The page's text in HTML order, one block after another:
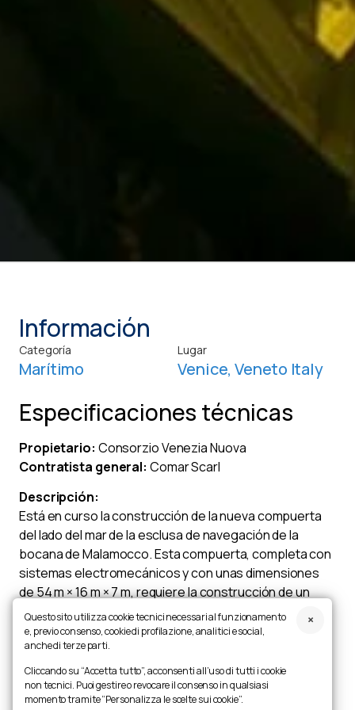
Información
Categoría
Marítimo
Lugar
Venice, Veneto Italy
Especificaciones técnicas
Propietario: Consorzio Venezia Nuova
Contratista general: Comar Scarl
Descripción:
Está en curso la construcción de la nueva compuerta
del lado del mar de la esclusa de navegación de la
bocana de Malamocco. Esta compuerta, completa con
sistemas electromecánicos y con unas dimensiones
de 54 m × 16 m × 7 m, requiere la construcción de un
sistema de manipulación sobre raíles que se instalará
en el fondo marino mediante el uso de una campana
submarina, la cual permite trabajar en seco a una
profundidad de 14 m. Tanto el sistema de manipulación
como la campana submarina han sido diseñados por
Cimolai y serán construidos por la misma empresa. El
Questo sito utilizza cookie tecnici necessari al funzionamento
e, previo consenso, cookie di profilazione, analitici e social,
anche di terze parti.
Cliccando su “Accetta tutto”, acconsenti all’uso di tutti i cookie
non tecnici. Puoi gestire o revocare il consenso in qualsiasi
momento tramite “Personalizza le scelte sui cookie”.